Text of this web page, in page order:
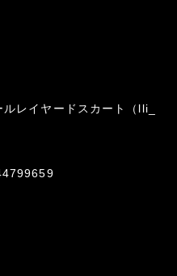
レイヤードスカート（lli_